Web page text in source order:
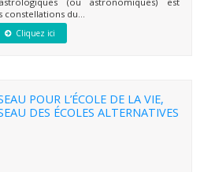
du...
Cliquez ici
POUR L’ÉCOLE DE LA VIE,
DES ÉCOLES ALTERNATIVES